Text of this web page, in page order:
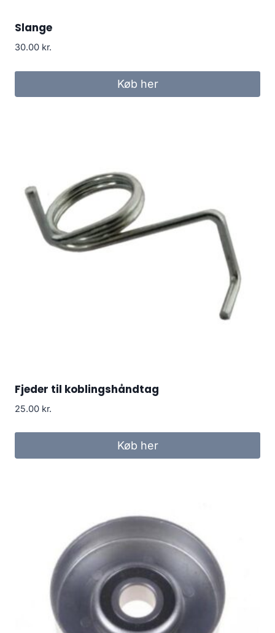
Slange
30.00 kr.
Køb her
Fjeder til koblingshåndtag
25.00 kr.
Køb her